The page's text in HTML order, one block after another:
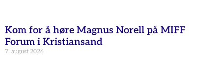
Kom for å høre Magnus Norell på MIFF
Forum i Kristiansand
7. august 2026